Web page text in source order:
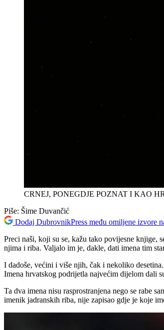
CRNEJ, PONEGDJE POZNAT I KAO
Piše: Šime Duvančić
Dodaj DubrovnikPress među omiljene izvore
Preci naši, koji su se, kažu tako povijesne knjige,
njima i riba. Valjalo im je, dakle, dati imena tim
I dadoše, većini i više njih, čak i nekoliko
Imena hrvatskog podrijetla najvećim dijelom dali
Ta dva imena nisu rasprostranjena nego se rabe
imenik jadranskih riba, nije zapisao gdje je koje